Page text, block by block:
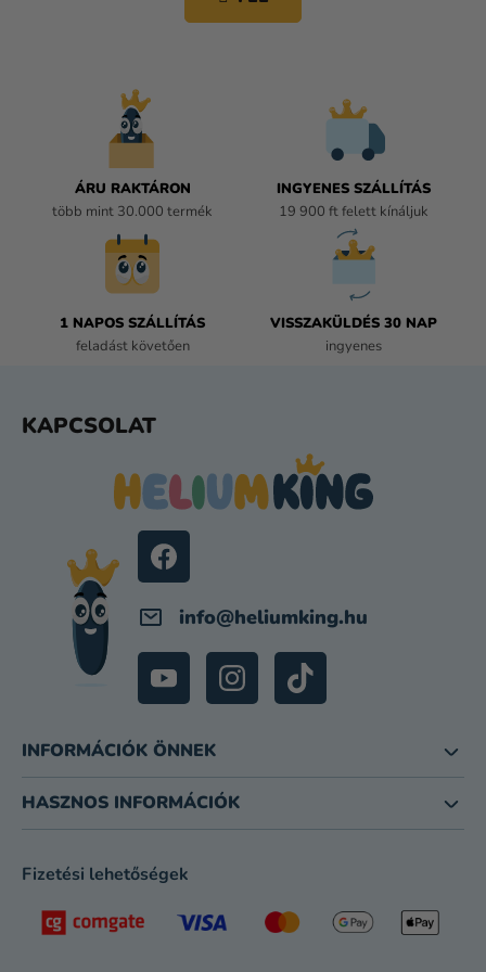
T
s
ÁRU RAKTÁRON
több mint 30.000 termék
INGYENES SZÁLLÍTÁS
19 900 ft felett kínáljuk
1 NAPOS SZÁLLÍTÁS
feladást követően
VISSZAKÜLDÉS 30 NAP
ingyenes
KAPCSOLAT
info@heliumking.hu
INFORMÁCIÓK ÖNNEK
HASZNOS INFORMÁCIÓK
Fizetési lehetőségek